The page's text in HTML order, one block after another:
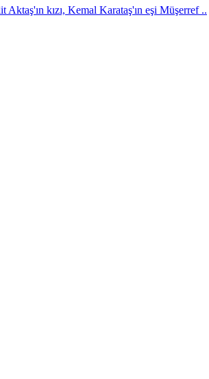
kızı, Kemal Karataş'ın eşi Müşerref ..